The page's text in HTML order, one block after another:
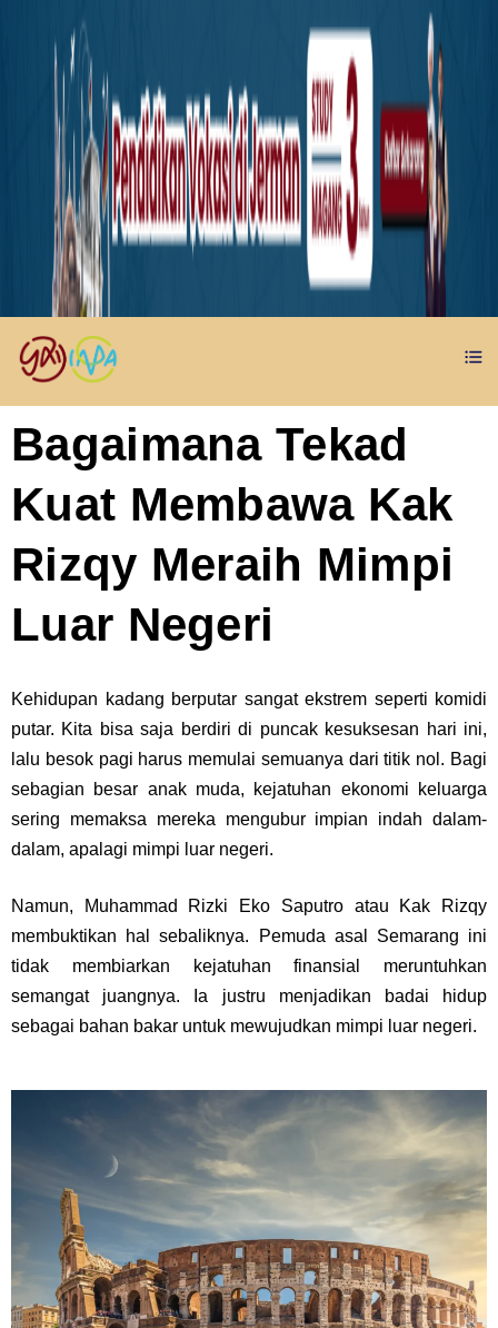
Bagaimana Tekad
Kuat Membawa Kak
Rizqy Meraih Mimpi
Luar Negeri
Kehidupan kadang berputar sangat ekstrem seperti komidi
putar. Kita bisa saja berdiri di puncak kesuksesan hari ini,
lalu besok pagi harus memulai semuanya dari titik nol. Bagi
sebagian besar anak muda, kejatuhan ekonomi keluarga
sering memaksa mereka mengubur impian indah dalam-
dalam, apalagi mimpi luar negeri.
Namun, Muhammad Rizki Eko Saputro atau Kak Rizqy
membuktikan hal sebaliknya. Pemuda asal Semarang ini
tidak membiarkan kejatuhan finansial meruntuhkan
semangat juangnya. Ia justru menjadikan badai hidup
sebagai bahan bakar untuk mewujudkan mimpi luar negeri.